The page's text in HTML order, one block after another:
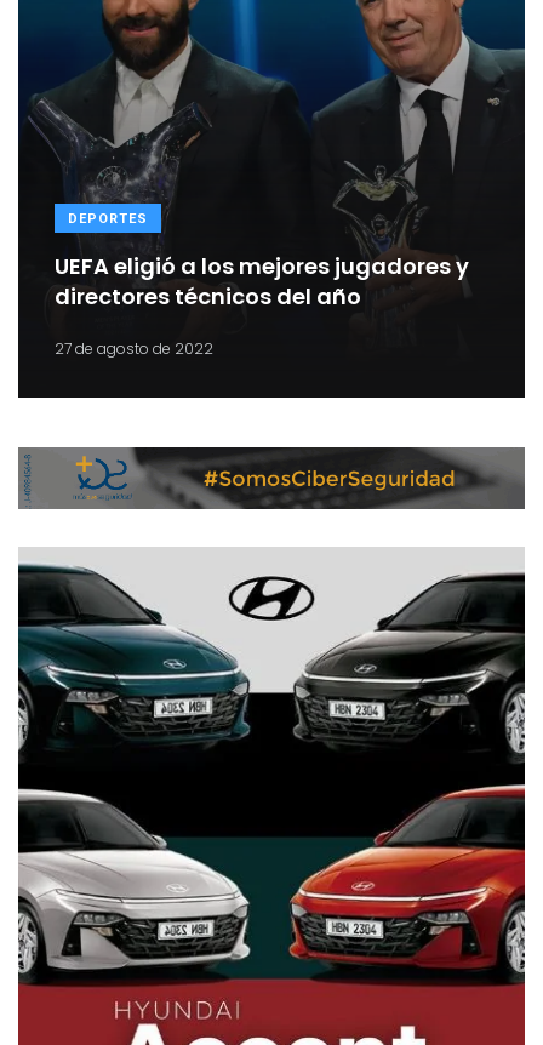
DEPORTES
UEFA eligió a los mejores jugadores y
directores técnicos del año
27 de agosto de 2022